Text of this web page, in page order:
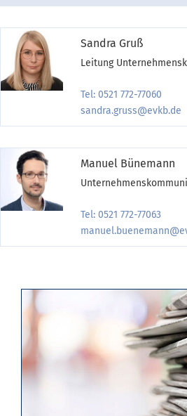
Sandra Gruß
Leitung
Tel: 0521 772-77060
sandra.gruss@evkb.de
Manuel Bünemann
Tel: 0521 772-77063